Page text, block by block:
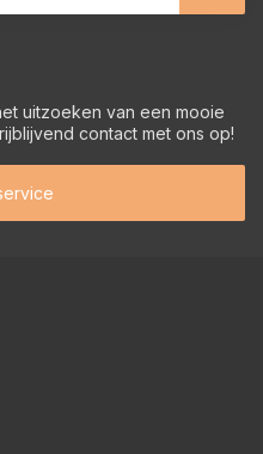
uitzoeken van een mooie
contact met ons op!